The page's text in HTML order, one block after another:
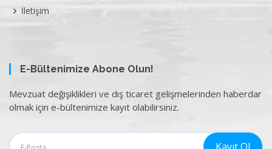
İletişim
E-Bültenimize Abone Olun!
Mevzuat değişiklikleri ve dış ticaret gelişmelerinden haberdar
olmak için e-bültenimize kayıt olabilirsiniz.